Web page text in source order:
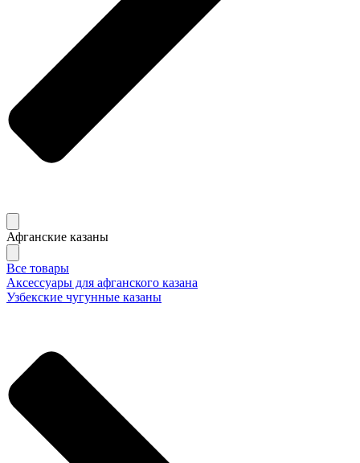
Афганские казаны
Все товары
Аксессуары для афганского казана
Узбекские чугунные казаны